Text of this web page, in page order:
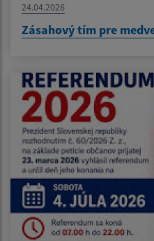
24.04.2026
Zásahový tím pre